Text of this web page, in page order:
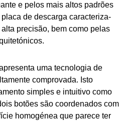
e pelos mais altos padrões
de descarga caracteriza-
precisão, bem como pelas
uma tecnologia de
comprovada. Isto
simples e intuitivo como
botões são coordenados com
homogénea que parece ter